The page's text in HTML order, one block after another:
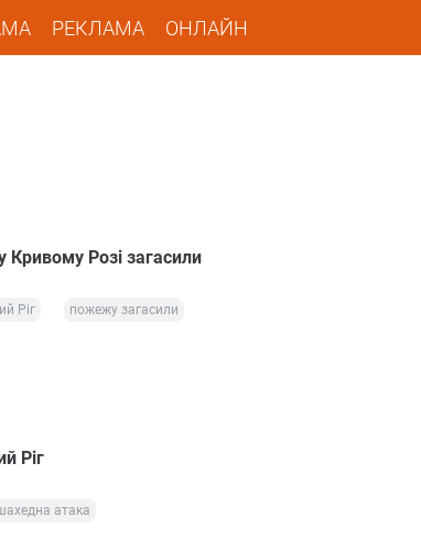
РЕКЛАМА ОНЛАЙН
Розі загасили
Ріг пожежу загасили
Ріг
атака